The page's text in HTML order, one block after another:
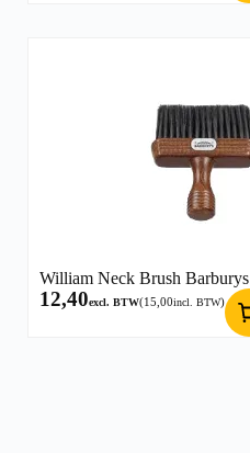
William Neck Brush Barburys
12,40excl. BTW(15,00incl. BTW)